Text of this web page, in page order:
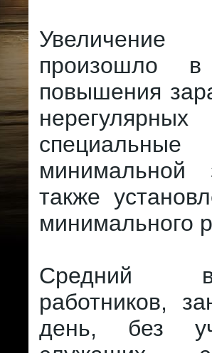
Увеличение
произошло
повышения
специальные
минимальной
также
минимального
Средний
работников,
день, без